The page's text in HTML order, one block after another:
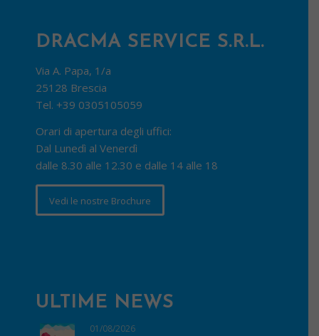
DRACMA SERVICE S.R.L.
Via A. Papa, 1/a
25128 Brescia
Tel. +39 0305105059
Orari di apertura degli uffici:
Dal Lunedì al Venerdì
dalle 8.30 alle 12.30 e dalle 14 alle 18
Vedi le nostre Brochure
ULTIME NEWS
01/08/2026